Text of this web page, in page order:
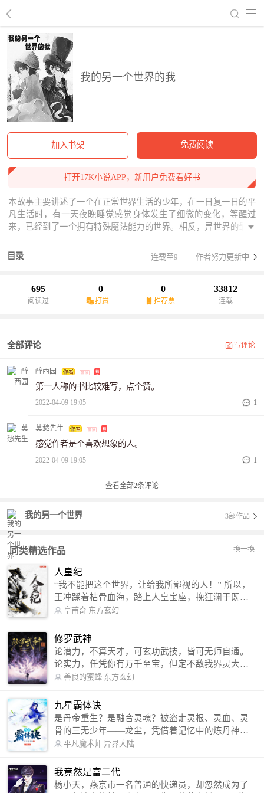
我的另一个世界的我
加入书架 免费阅读
打开17K小说APP，新用户免费看好书
本故事主要讲述了一个在正常世界生活的少年，在一日复一日的平
凡生活时，有一天夜晚睡觉感觉身体发生了细微的变化，等醒过
来，已经到了一个拥有特殊魔法能力的世界。相反，异世界的最强
没有变化，现实世界和异世界调换的两人无论外貌和身材都没有任
何不同，都互相拥有对方之前的生活记忆”接下来的故事就是主要讲
何生存的。
目录 连载至9 作者努力更新中
695
阅读过
0
打赏
0
推荐票
33812
连载
全部评论 写评论
醉西园
第一人称的书比较难写，点个赞。
2022-04-09 19:05 1
莫愁先生
感觉作者是个喜欢想象的人。
2022-04-09 19:05 1
查看全部2条评论
我的另一个世界 3部作品
同类精选作品 换一换
人皇纪
“我不能把这个世界，让给我所鄙视的人！” 所以，
王冲踩着枯骨血海，踏上人皇宝座，挽狂澜于既
倒，扶大厦之将倾，成就了一段无上的传说！ 微信
微博：皇甫奇（地址：http://weibo.com/u/25284575
87） QQ交流群：320238210【普通群】 574501330
【VIP订阅群】 欢迎大家关注。
皇甫奇 东方玄幻
修罗武神
论潜力，不算天才，可玄功武技，皆可无师自通。
论实力，任凭你有万千至宝，但定不敌我界灵大
军。 我是谁？天下众生视我为修罗，却不知，我以
信公众号：善良的蜜蜂后援会）
善良的蜜蜂 东方玄幻
九星霸体诀
是丹帝重生？是融合灵魂？被盗走灵根、灵血、灵
骨的三无少年——龙尘，凭借着记忆中的炼丹神
术，修行神秘功法九星霸体诀，拨开重重迷雾，解
勾搭各色美女，镇压恶鬼邪神。 江湖传闻：龙
尘一到，地吼天啸。龙尘一出，鬼泣神哭。 本
平凡魔术师 异界大陆
我竟然是富二代
杨小天，燕京市一名普通的快递员，却忽然成为了